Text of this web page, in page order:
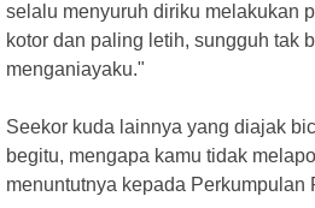
selalu menyuruh diriku melakukan
kotor dan paling letih, sungguh tak
menganiayaku."
Seekor kuda lainnya yang diajak
begitu, mengapa kamu tidak
menuntutnya kepada Perkumpulan